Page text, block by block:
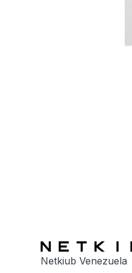
Netkiub Venezuela